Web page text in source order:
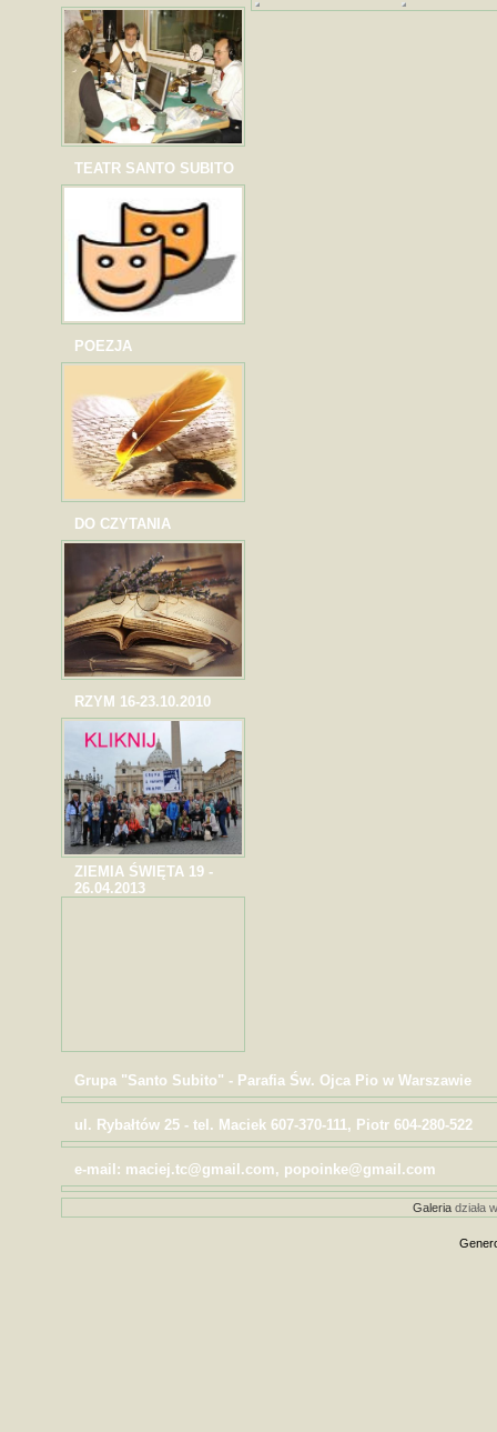
TEATR SANTO SUBITO
POEZJA
DO CZYTANIA
RZYM 16-23.10.2010
ZIEMIA ŚWIĘTA 19 -
26.04.2013
Grupa "Santo Subito" - Parafia Św. Ojca Pio w Warszawie
ul. Rybałtów 25 - tel. Maciek 607-370-111, Piotr 604-280-522
e-mail: maciej.tc@gmail.com, popoinke@gmail.com
Galeriadziała